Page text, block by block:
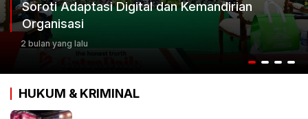
Ketum Progib Dorong Rapimwil Jatim Hasilkan
Keputusan Terbaik
2 bulan yang lalu
HUKUM & KRIMINAL